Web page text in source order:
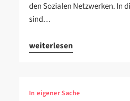
den Sozialen Netzwerken. In
sind…
weiterlesen
In eigener Sache